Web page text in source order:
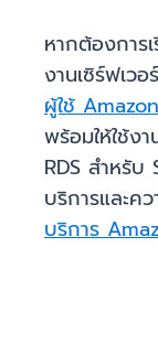
หากต้องการ
งานเซิร์ฟเว
ผู้ใช้
พร้อมให้ใช้ง
RDS สำหรับ
บริการและค
บริการ